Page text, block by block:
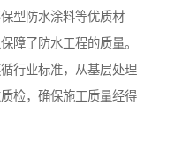
型防水涂料等优质材
障了防水工程的质量。
行业标准，从基层处理
检，确保施工质量经得